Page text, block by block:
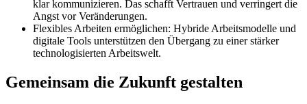
klar kommunizieren. Das schafft Vertrauen und verringert die
Angst vor Veränderungen.
Flexibles Arbeiten ermöglichen: Hybride Arbeitsmodelle und
digitale Tools unterstützen den Übergang zu einer stärker
technologisierten Arbeitswelt.
Gemeinsam die Zukunft gestalten